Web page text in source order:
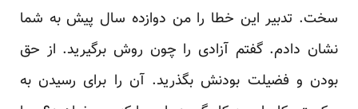
سخت. تدبیر این خطا را من دوازده سال پیش به شما
نشان دادم. گفتم آزادی را چون روش برگیرید. از حق
بودن و فضیلت بودنش بگذرید. آن را برای رسیدن به